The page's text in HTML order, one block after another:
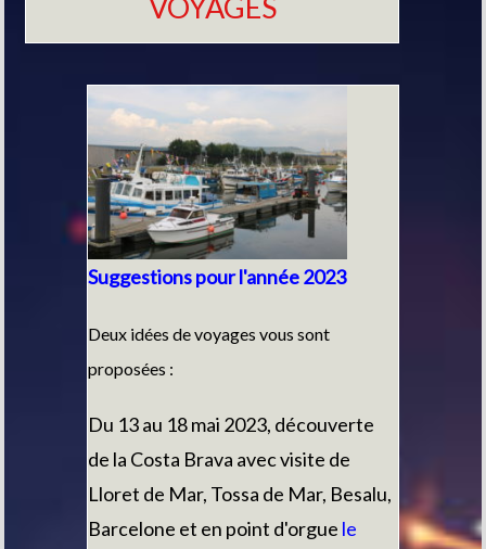
Suggestions pour l'année 2023
Deux idées de voyages vous sont
proposées :
Du 13 au 18 mai 2023, découverte
de la Costa Brava avec visite de
Lloret de Mar, Tossa de Mar, Besalu,
Barcelone et en point d'orgue le